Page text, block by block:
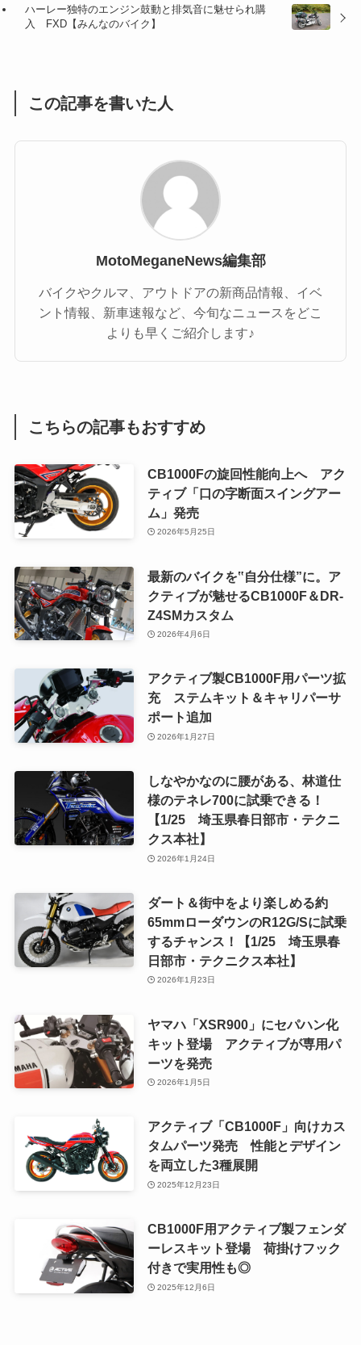
(1) (1)
ハーレー独特のエンジン鼓動と排気音に魅せられ購
入 FXD【みんなのバイク】
この記事を書いた人
MotoMeganeNews編集部
バイクやクルマ、アウトドアの新商品情報、イベ
ント情報、新車速報など、今旬なニュースをどこ
よりも早くご紹介します♪
こちらの記事もおすすめ
CB1000Fの旋回性能向上へ アク
ティブ「口の字断面スイングアー
ム」発売
2026年5月25日
最新のバイクを‟自分仕様”に。ア
クティブが魅せるCB1000F＆DR-
Z4SMカスタム
2026年4月6日
アクティブ製CB1000F用パーツ拡
充 ステムキット＆キャリパーサ
ポート追加
2026年1月27日
しなやかなのに腰がある、林道仕
様のテネレ700に試乗できる！
【1/25 埼玉県春日部市・テクニ
クス本社】
2026年1月24日
ダート＆街中をより楽しめる約
65mmローダウンのR12G/Sに試乗
するチャンス！【1/25 埼玉県春
日部市・テクニクス本社】
2026年1月23日
ヤマハ「XSR900」にセパハン化
キット登場 アクティブが専用パ
ーツを発売
2026年1月5日
アクティブ「CB1000F」向けカス
タムパーツ発売 性能とデザイン
を両立した3種展開
2025年12月23日
CB1000F用アクティブ製フェンダ
ーレスキット登場 荷掛けフック
付きで実用性も◎
2025年12月6日